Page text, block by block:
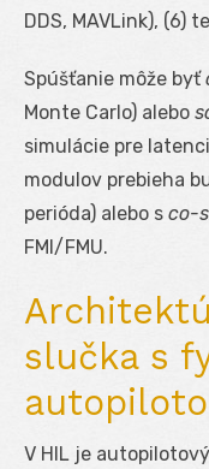
DDS, MAVLink), (6)
Spúšťanie môže byť
Monte Carlo) alebo
simulácie pre
modulov prebieha
perióda) alebo s co-
FMI/FMU.
slučka s
V HIL je